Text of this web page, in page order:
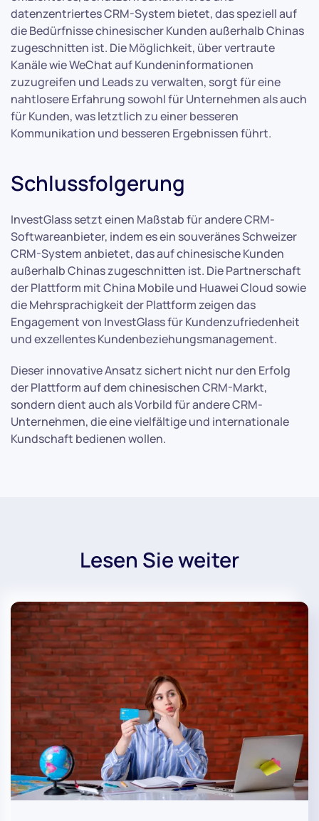
datenzentriertes CRM-System bietet, das speziell auf
die Bedürfnisse chinesischer Kunden außerhalb Chinas
zugeschnitten ist. Die Möglichkeit, über vertraute
Kanäle wie WeChat auf Kundeninformationen
zuzugreifen und Leads zu verwalten, sorgt für eine
nahtlosere Erfahrung sowohl für Unternehmen als auch
für Kunden, was letztlich zu einer besseren
Kommunikation und besseren Ergebnissen führt.
Schlussfolgerung
InvestGlass setzt einen Maßstab für andere CRM-
Softwareanbieter, indem es ein souveränes Schweizer
CRM-System anbietet, das auf chinesische Kunden
außerhalb Chinas zugeschnitten ist. Die Partnerschaft
der Plattform mit China Mobile und Huawei Cloud sowie
die Mehrsprachigkeit der Plattform zeigen das
Engagement von InvestGlass für Kundenzufriedenheit
und exzellentes Kundenbeziehungsmanagement.
Dieser innovative Ansatz sichert nicht nur den Erfolg
der Plattform auf dem chinesischen CRM-Markt,
sondern dient auch als Vorbild für andere CRM-
Unternehmen, die eine vielfältige und internationale
Kundschaft bedienen wollen.
Lesen Sie weiter